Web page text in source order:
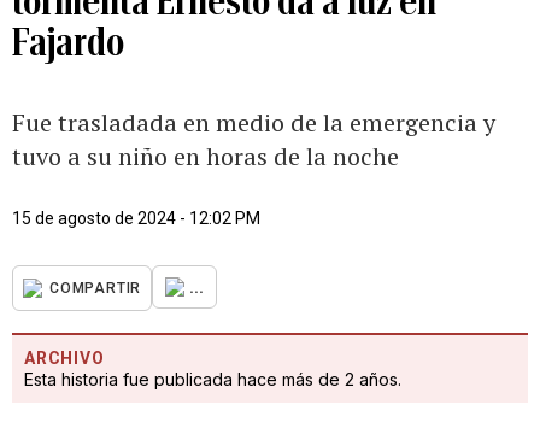
Fajardo
Fue trasladada en medio de la emergencia y
tuvo a su niño en horas de la noche
15 de agosto de 2024 - 12:02 PM
COMPARTIR ...
ARCHIVO
Esta historia fue publicada hace más de 2 años.